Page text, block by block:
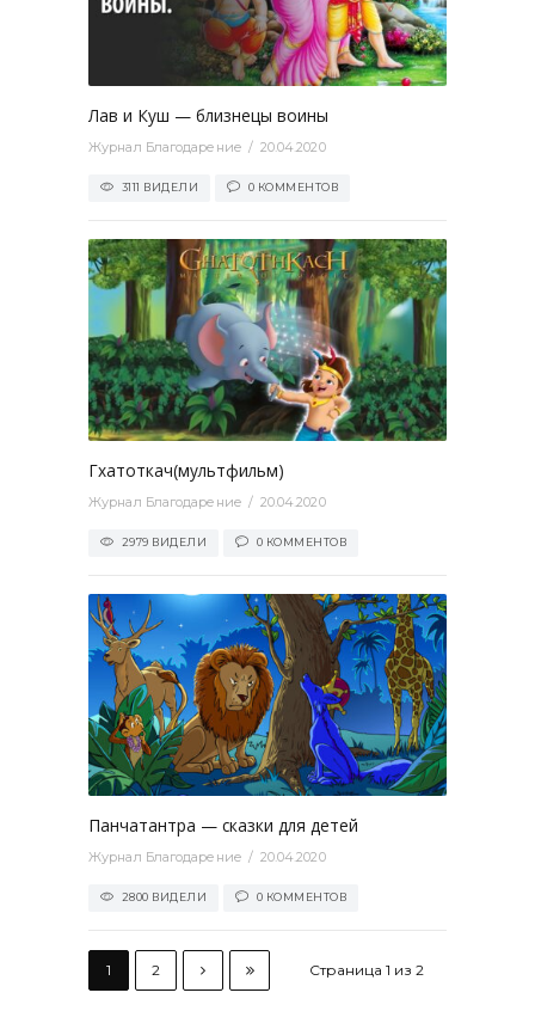
Лав и Куш — близнецы воины
Журнал Благодарение 20.04.2020
3111 ВИДЕЛИ 0 КОММЕНТОВ
Гхатоткач(мультфильм)
Журнал Благодарение 20.04.2020
2979 ВИДЕЛИ 0 КОММЕНТОВ
Панчатантра — сказки для детей
Журнал Благодарение 20.04.2020
2800 ВИДЕЛИ 0 КОММЕНТОВ
1 2 Страница 1 из 2